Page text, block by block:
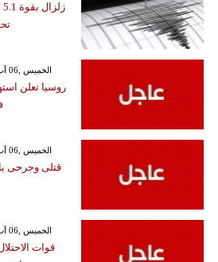
GMT 08:19 2026 الخميس ,06 آب / أغسطس
روسيا تعلن
GMT 08:16 2026 الخميس ,06 آب / أغسطس
قتلى وجرحى
GMT 08:11 2026 الخميس ,06 آب / أغسطس
قوات